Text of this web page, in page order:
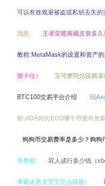
可以有效规避被盗或私钥丢失的
消息 王者荣耀典藏皮肤多久
教程:MetaMask的设置和资产的
面卡住） 宝可梦阿尔宙斯亲
BTC100交易平台介绍 玩
析:ADA对比EOS哪个币更有长
狗狗币交易费率是多少？狗狗
手教程 双人成行多少钱（
界熔火恶犬宝宝怎么获取）